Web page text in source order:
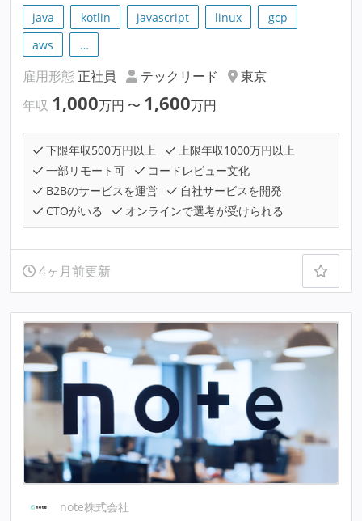
java kotlin javascript linux
gcp
aws
…
雇用形態 正社員 テックリード
東京
年収 1,000万円 〜 1,600万円
下限年収500万円以上
上限年収1000万円以上
一部リモート可
コードレビュー文化
B2Bのサービスを運営
自社サービスを開発
CTOがいる
オンラインで選考が受けられる
4ヶ月前更新
note株式会社